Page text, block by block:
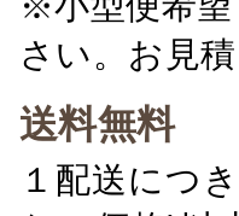
さい。お見
送料無料
１配送につ